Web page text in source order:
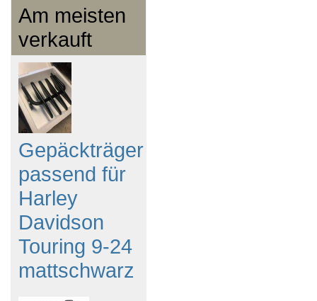
Am meisten
verkauft
Gepäckträger
passend für
Harley
Davidson
Touring 9-24
mattschwarz